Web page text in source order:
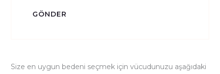
Size en uygun bedeni seçmek için vücudunuzu aşağıdaki